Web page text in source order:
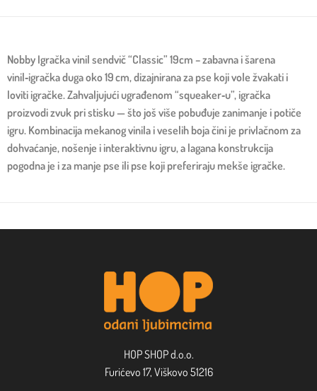
Nobby Igračka vinil sendvič “Classic” 19cm – zabavna i šarena
vinil‑igračka duga oko 19 cm, dizajnirana za pse koji vole žvakati i
loviti igračke. Zahvaljujući ugrađenom “squeaker‑u”, igračka
proizvodi zvuk pri stisku — što još više pobuđuje zanimanje i potiče
igru. Kombinacija mekanog vinila i veselih boja čini je privlačnom za
dohvaćanje, nošenje i interaktivnu igru, a lagana konstrukcija
pogodna je i za manje pse ili pse koji preferiraju mekše igračke.
HOP SHOP d.o.o.
Furićevo 17, Viškovo 51216